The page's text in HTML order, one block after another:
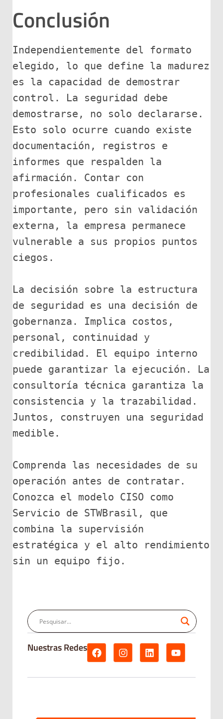
Conclusión
Independientemente del formato
elegido, lo que define la madurez
es la capacidad de demostrar
control. La seguridad debe
demostrarse, no solo declararse.
Esto solo ocurre cuando existe
documentación, registros e
informes que respalden la
afirmación. Contar con
profesionales cualificados es
importante, pero sin validación
externa, la empresa permanece
vulnerable a sus propios puntos
ciegos.
La decisión sobre la estructura
de seguridad es una decisión de
gobernanza. Implica costos,
personal, continuidad y
credibilidad. El equipo interno
puede garantizar la ejecución. La
consultoría técnica garantiza la
consistencia y la trazabilidad.
Juntos, construyen una seguridad
medible.
Comprenda las necesidades de su
operación antes de contratar.
Conozca el modelo CISO como
Servicio de STWBrasil, que
combina la supervisión
estratégica y el alto rendimiento
sin un equipo fijo.
Nuestras Redes